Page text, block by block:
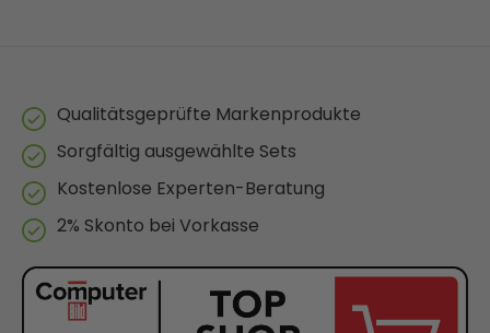
Qualitätsgeprüfte Markenprodukte
Sorgfältig ausgewählte Sets
Kostenlose Experten-Beratung
2% Skonto bei Vorkasse